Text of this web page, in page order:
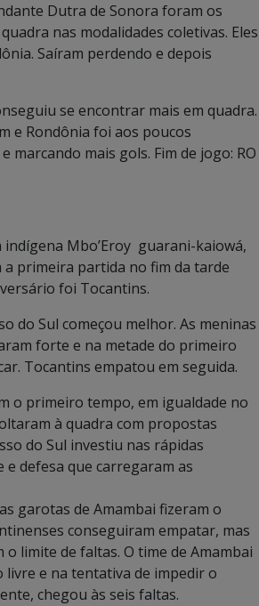
Dutra de Sonora foram os
nas modalidades coletivas. Eles
Saíram perdendo e depois
se encontrar mais em quadra.
e Rondônia foi aos poucos
marcando mais gols. Fim de jogo: RO
indígena Mbo’Eroy guarani-kaiowá,
a primeira partida no fim da tarde
foi Tocantins.
do Sul começou melhor. As meninas
forte e na metade do primeiro
Tocantins empatou em seguida.
o primeiro tempo, em igualdade no
à quadra com propostas
do Sul investiu nas rápidas
e defesa que carregaram as
garotas de Amambai fizeram o
conseguiram empatar, mas
limite de faltas. O time de Amambai
e na tentativa de impedir o
chegou às seis faltas.